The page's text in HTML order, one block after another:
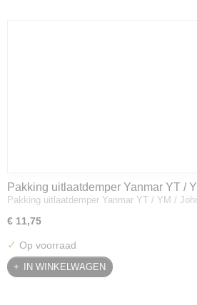
Pakking uitlaatdemper Yanmar YT /
128300-13230
Pakking uitlaatdemper Yanmar YT / YM /
€ 11,75
✓ Op voorraad
IN WINKELWAGEN